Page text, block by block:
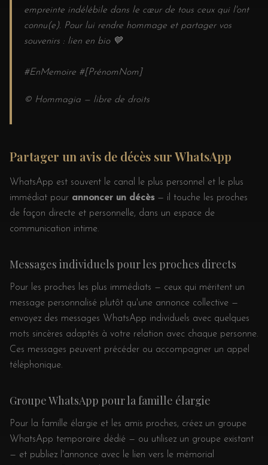
empreinte indélébile dans le cœur de tous ceux qui l'ont
connu(e). Pour lui rendre hommage et partager vos
souvenirs : lien en bio 💙
#EnMemoire #[PrénomNom]
© Hommagia — libre de droits
Partager un avis de décès sur WhatsApp
WhatsApp est souvent le canal le plus personnel et le plus
immédiat pour annoncer un décès— il touche les proches
de façon directe et personnelle, dans un espace de
communication intime.
Messages individuels pour les proches directs
Pour les proches les plus immédiats — ceux qui méritent un
message personnalisé plutôt qu'une annonce collective —
envoyez des messages WhatsApp individuels avec quelques
mots sincères adaptés à votre relation avec chaque personne.
Ces messages peuvent précéder ou accompagner un appel
téléphonique.
Groupe WhatsApp pour la famille élargie
Pour la famille élargie et les amis proches, créez un groupe
WhatsApp temporaire dédié — ou utilisez un groupe existant
— et publiez l'annonce avec le lien vers le mémorial